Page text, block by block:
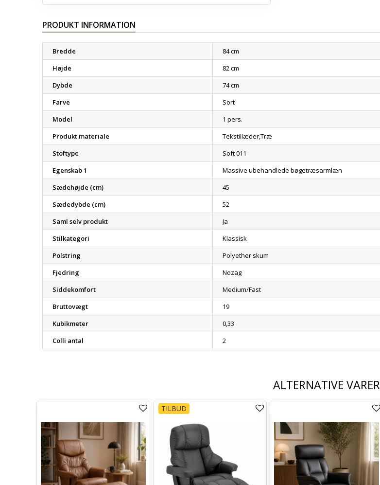
PRODUKT INFORMATION
Bredde
84 cm
Højde
82 cm
Dybde
74 cm
Farve
Sort
Model
1 pers.
Produkt materiale
Tekstillæder,Træ
Stoftype
Soft 011
Egenskab 1
Massive ubehandlede bøgetræsarmlæn
Sædehøjde (cm)
45
Sædedybde (cm)
52
Saml selv produkt
Ja
Stilkategori
Klassisk
Polstring
Polyether skum
Fjedring
Nozag
Siddekomfort
Medium/Fast
Bruttovægt
19
Kubikmeter
0,33
Colli antal
2
ALTERNATIVE VARER
TILBUD